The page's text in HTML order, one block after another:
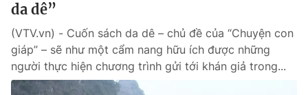
da dê”
(VTV.vn) - Cuốn sách da dê – chủ đề của “Chuyện con
giáp” – sẽ như một cẩm nang hữu ích được những
người thực hiện chương trình gửi tới khán giả trong...